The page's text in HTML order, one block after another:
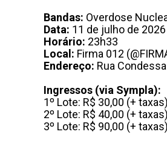
Bandas: Overdose
Data: 11 de julho de
Horário: 23h33
Local: Firma 012
Endereço: Rua
Ingressos (via Sympla):
1º Lote: R$ 30,00 (+ taxas)
2º Lote: R$ 40,00 (+ taxas)
3º Lote: R$ 90,00 (+ taxas)